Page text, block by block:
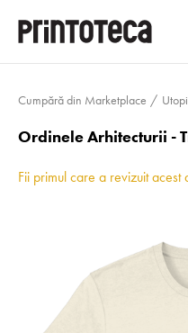
Cumpără din Marketplace
Ordinele Arhitecturii -
Fii primul care a revizuit acest